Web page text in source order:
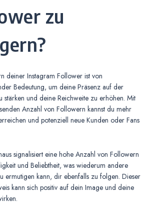
zu
deiner Instagram Follower ist von
Bedeutung, um deine Präsenz auf der
stärken und deine Reichweite zu erhöhen. Mit
Anzahl von Followern kannst du mehr
und potenziell neue Kunden oder Fans
signalisiert eine hohe Anzahl von Followern
und Beliebtheit, was wiederum andere
ermutigen kann, dir ebenfalls zu folgen. Dieser
kann sich positiv auf dein Image und deine